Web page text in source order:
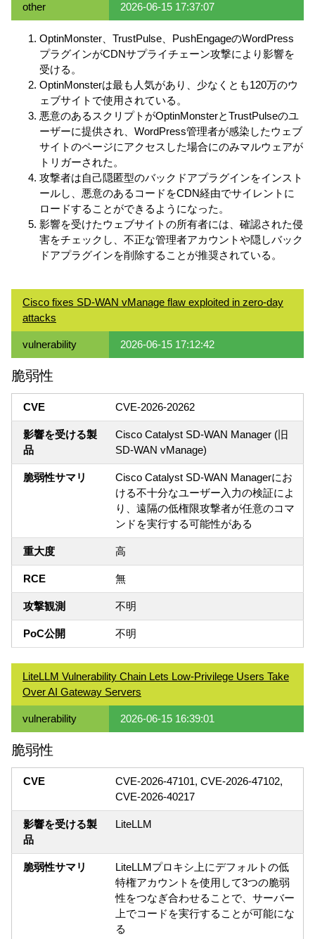
other 2026-06-15 17:37:07
OptinMonster、TrustPulse、PushEngageのWordPress
プラグインがCDNサプライチェーン攻撃により影響を
受ける。
OptinMonsterは最も人気があり、少なくとも120万のウ
ェブサイトで使用されている。
悪意のあるスクリプトがOptinMonsterとTrustPulseのユ
ーザーに提供され、WordPress管理者が感染したウェブ
サイトのページにアクセスした場合にのみマルウェアが
トリガーされた。
攻撃者は自己隠匿型のバックドアプラグインをインスト
ールし、悪意のあるコードをCDN経由でサイレントに
ロードすることができるようになった。
影響を受けたウェブサイトの所有者には、確認された侵
害をチェックし、不正な管理者アカウントや隠しバック
ドアプラグインを削除することが推奨されている。
Cisco fixes SD-WAN vManage flaw exploited in zero-day
attacks
vulnerability 2026-06-15 17:12:42
脆弱性
CVE CVE-2026-20262
影響を受ける製
品
Cisco Catalyst SD-WAN Manager (旧
SD-WAN vManage)
脆弱性サマリ
Cisco Catalyst SD-WAN Managerにお
ける不十分なユーザー入力の検証によ
り、遠隔の低権限攻撃者が任意のコマ
ンドを実行する可能性がある
重大度 高
RCE 無
攻撃観測 不明
PoC公開 不明
LiteLLM Vulnerability Chain Lets Low-Privilege Users Take
Over AI Gateway Servers
vulnerability 2026-06-15 16:39:01
脆弱性
CVE
CVE-2026-47101, CVE-2026-47102,
CVE-2026-40217
影響を受ける製
品
LiteLLM
脆弱性サマリ
LiteLLMプロキシ上にデフォルトの低
特権アカウントを使用して3つの脆弱
性をつなぎ合わせることで、サーバー
上でコードを実行することが可能にな
る